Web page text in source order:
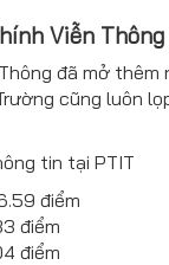
Viễn Thông
đã mở
cũng luôn
tin tại PTIT
điểm
điểm
điểm